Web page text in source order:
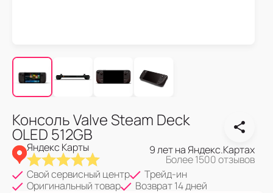
Консоль Valve Steam Deck
OLED 512GB
Яндекс Карты 9 лет на Яндекс.Картах
Более 1500 отзывов
Свой сервисный центр
Трейд-ин
Оригинальный товар
Возврат 14 дней